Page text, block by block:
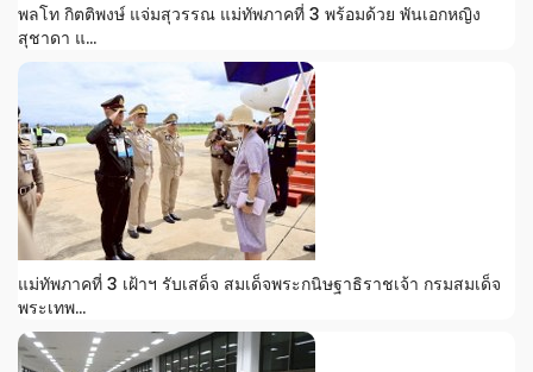
พลโท กิตติพงษ์ แจ่มสุวรรณ แม่ทัพภาคที่ 3 พร้อมด้วย พันเอกหญิง
สุชาดา แ...
แม่ทัพภาคที่ 3 เฝ้าฯ รับเสด็จ สมเด็จพระกนิษฐาธิราชเจ้า กรมสมเด็จ
พระเทพ...